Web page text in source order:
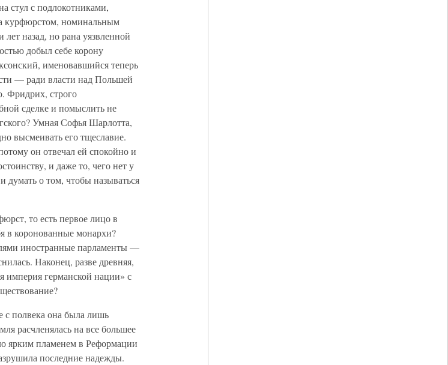
стул с подлокотниками,
курфюрстом, номинальным
назад, но рана уязвленной
добыл себе корону
именовавшийся теперь
— ради власти над Польшей
Фридрих, строго
сделке и помыслить не
Умная Софья Шарлотта,
высмеивать его тщеславие.
он отвечал ей спокойно и
и даже то, чего нет у
думать о том, чтобы называться
то есть первое лицо в
в коронованные монархи?
иностранные парламенты —
Наконец, разве древняя,
империя германской нации» с
с полвека она была лишь
расчленялась на все большее
ярким пламенем в Реформации
последние надежды.